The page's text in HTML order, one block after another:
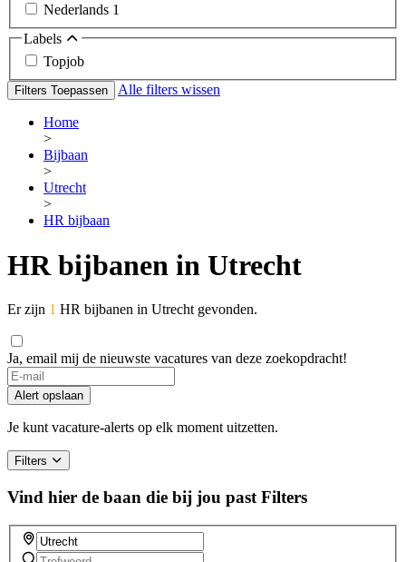
Nederlands 1
Labels
Topjob
Filters Toepassen Alle filters wissen
Home
>
Bijbaan
>
Utrecht
>
HR bijbaan
HR bijbanen in Utrecht
Er zijn 1 HR bijbanen in Utrecht gevonden.
Ja, email mij de nieuwste vacatures van deze zoekopdracht!
If
you
are
a
ignore
this
field
Alert opslaan
Je kunt vacature-alerts op elk moment uitzetten.
Filters
Vind hier de baan die bij jou past Filters